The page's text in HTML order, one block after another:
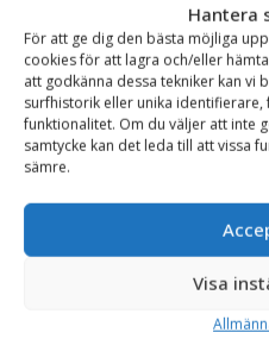
Hantera
För att ge dig den bästa möjliga
cookies för att lagra och/eller
att godkänna dessa tekniker kan vi
surfhistorik eller unika
funktionalitet. Om du väljer att inte
samtycke kan det leda till att vissa
sämre.
Visa